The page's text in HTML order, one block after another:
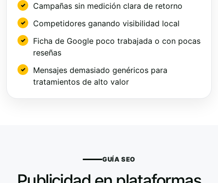
Campañas sin medición clara de retorno
Competidores ganando visibilidad local
Ficha de Google poco trabajada o con pocas
reseñas
Mensajes demasiado genéricos para
tratamientos de alto valor
GUÍA SEO